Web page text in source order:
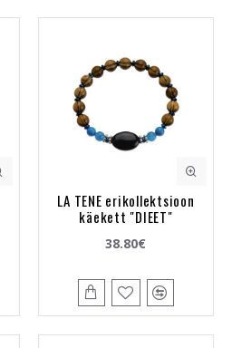
LA TENE erikollektsioon
käekett "DIEET"
38.80€